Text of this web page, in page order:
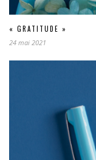
« GRATITUDE »
24 mai 2021